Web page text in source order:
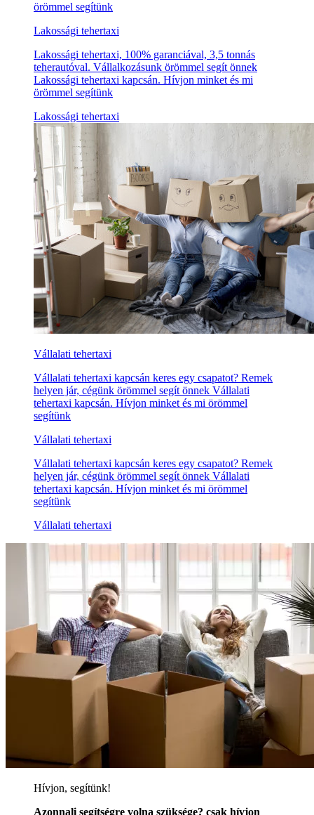
örömmel segítünk
Lakossági tehertaxi
Lakossági tehertaxi, 100% garanciával, 3,5 tonnás
teherautóval. Vállalkozásunk örömmel segít önnek
Lakossági tehertaxi kapcsán. Hívjon minket és mi
örömmel segítünk
Lakossági tehertaxi
Vállalati tehertaxi
Vállalati tehertaxi kapcsán keres egy csapatot? Remek
helyen jár, cégünk örömmel segít önnek Vállalati
tehertaxi kapcsán. Hívjon minket és mi örömmel
segítünk
Vállalati tehertaxi
Vállalati tehertaxi kapcsán keres egy csapatot? Remek
helyen jár, cégünk örömmel segít önnek Vállalati
tehertaxi kapcsán. Hívjon minket és mi örömmel
segítünk
Vállalati tehertaxi
Hívjon, segítünk!
Azonnali segítségre volna szüksége? csak hívjon